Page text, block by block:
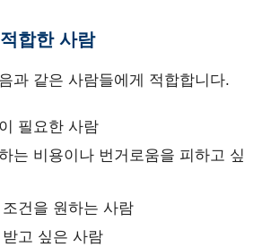
합한 사람
과 같은 사람들에게 적합합니다.
필요한 사람
는 비용이나 번거로움을 피하고 싶
건을 원하는 사람
고 싶은 사람